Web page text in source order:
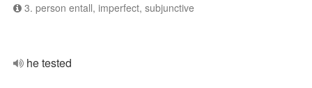
3. person entall, imperfect, subjunctive
he tested